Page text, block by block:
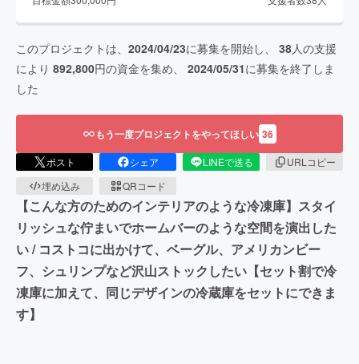
このプロジェクトは、 2024/04/23に募集を開始し、 38人の支援
により 892,800円の資金を集め、 2024/05/31に募集を終了しま
した
もう一度プロジェクトをやってほしい 36
ポスト シェア LINEで送る
URLコピー
埋め込み
QRコード
【こんな方のためのインテリアのような冷凍庫】スタイ
リッシュな佇まいでホームバーのような空間を演出した
い / コストコに出かけて、ベーグル、アメリカンビー
フ、シュリンプなど沢山ストックしたい【セット割で冷
凍庫に加えて、同じデザインの冷蔵庫をセットにできま
す】